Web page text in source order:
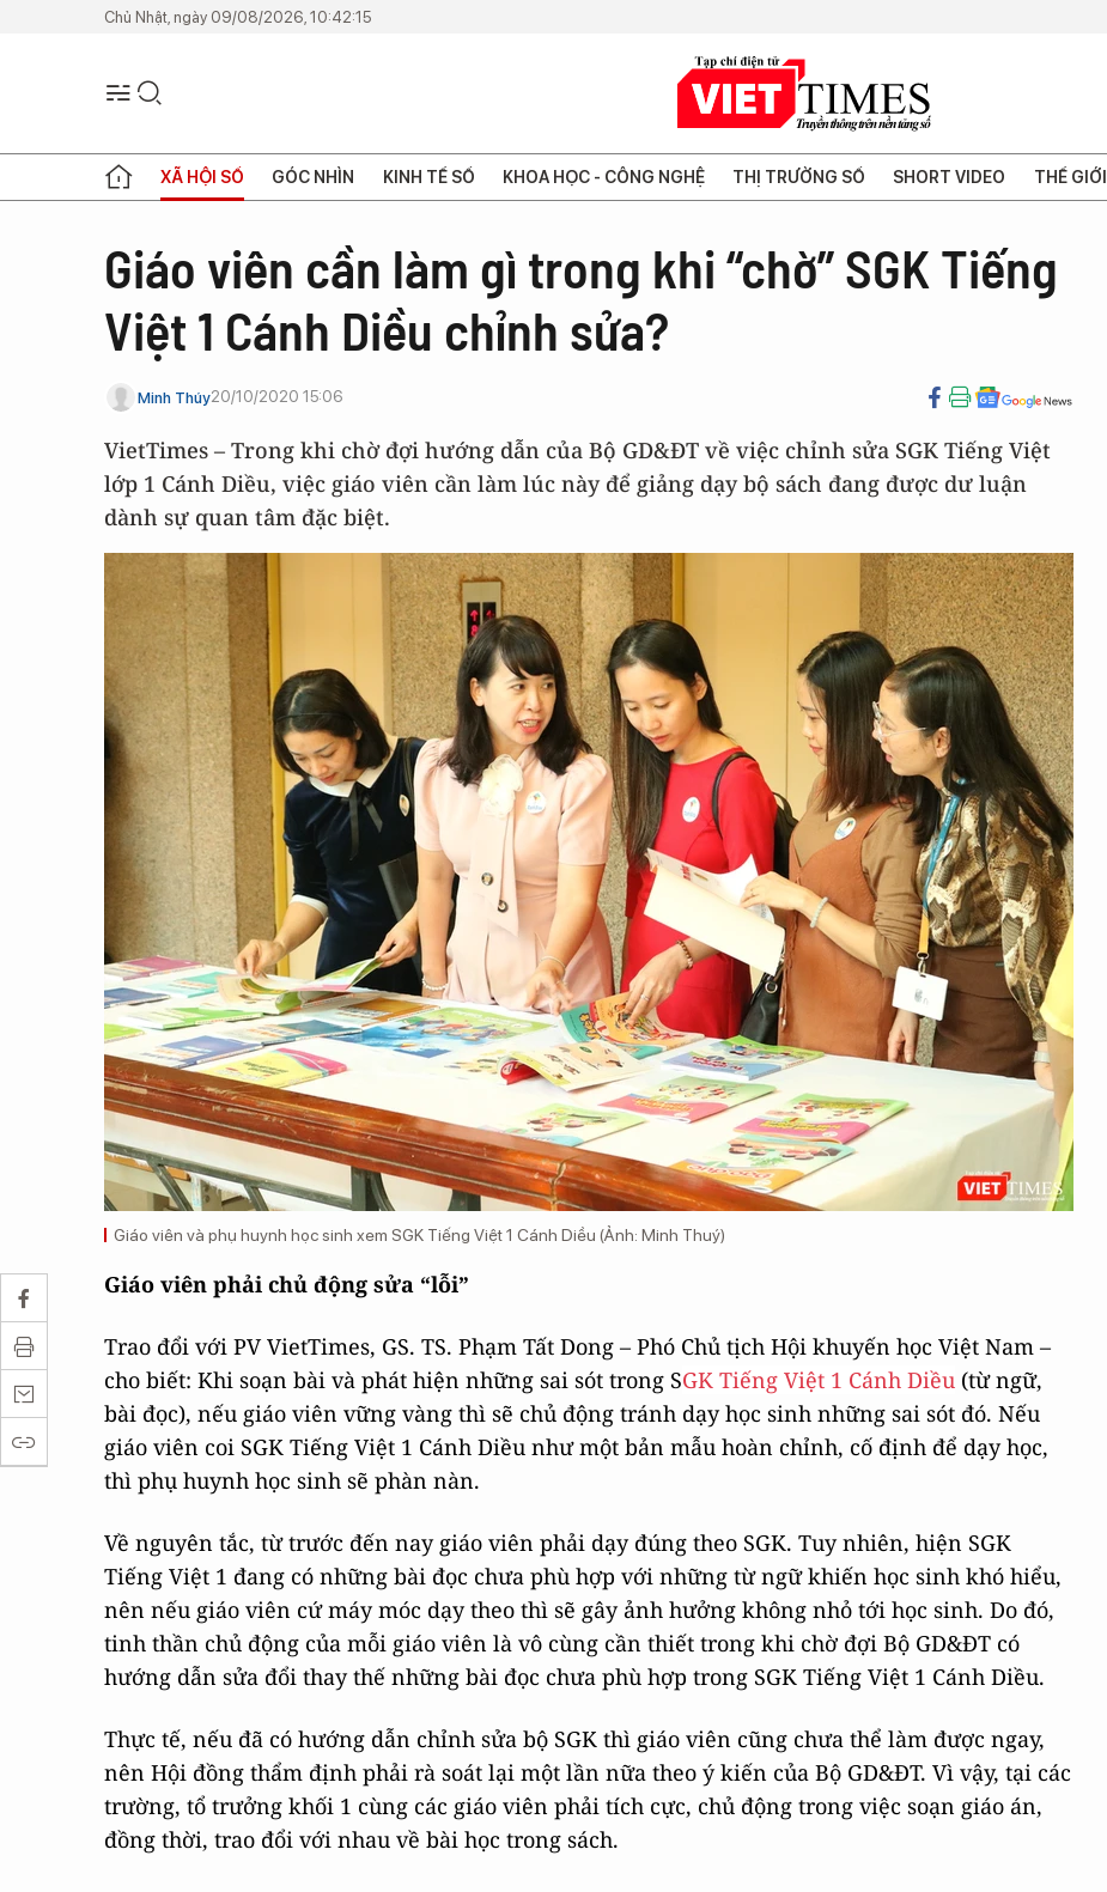
Chủ Nhật, ngày 09/08/2026, 10:42:15
XÃ HỘI SỐ GÓC NHÌN KINH TẾ SỐ KHOA HỌC - CÔNG NGHỆ THỊ TRƯỜNG SỐ SHORT VIDEO THẾ GIỚI
Giáo viên cần làm gì trong khi “chờ” SGK Tiếng
Việt 1 Cánh Diều chỉnh sửa?
Minh Thúy20/10/2020 15:06
VietTimes – Trong khi chờ đợi hướng dẫn của Bộ GD&ĐT về việc chỉnh sửa SGK Tiếng Việt
lớp 1 Cánh Diều, việc giáo viên cần làm lúc này để giảng dạy bộ sách đang được dư luận
dành sự quan tâm đặc biệt.
Giáo viên và phụ huynh học sinh xem SGK Tiếng Việt 1 Cánh Diều (Ảnh: Minh Thuý)
Giáo viên phải chủ động sửa “lỗi”
Trao đổi với PV VietTimes, GS. TS. Phạm Tất Dong – Phó Chủ tịch Hội khuyến học Việt Nam –
cho biết: Khi soạn bài và phát hiện những sai sót trong SGK Tiếng Việt 1 Cánh Diều (từ ngữ,
bài đọc), nếu giáo viên vững vàng thì sẽ chủ động tránh dạy học sinh những sai sót đó. Nếu
giáo viên coi SGK Tiếng Việt 1 Cánh Diều như một bản mẫu hoàn chỉnh, cố định để dạy học,
thì phụ huynh học sinh sẽ phàn nàn.
Về nguyên tắc, từ trước đến nay giáo viên phải dạy đúng theo SGK. Tuy nhiên, hiện SGK
Tiếng Việt 1 đang có những bài đọc chưa phù hợp với những từ ngữ khiến học sinh khó hiểu,
nên nếu giáo viên cứ máy móc dạy theo thì sẽ gây ảnh hưởng không nhỏ tới học sinh. Do đó,
tinh thần chủ động của mỗi giáo viên là vô cùng cần thiết trong khi chờ đợi Bộ GD&ĐT có
hướng dẫn sửa đổi thay thế những bài đọc chưa phù hợp trong SGK Tiếng Việt 1 Cánh Diều.
Thực tế, nếu đã có hướng dẫn chỉnh sửa bộ SGK thì giáo viên cũng chưa thể làm được ngay,
nên Hội đồng thẩm định phải rà soát lại một lần nữa theo ý kiến của Bộ GD&ĐT. Vì vậy, tại các
trường, tổ trưởng khối 1 cùng các giáo viên phải tích cực, chủ động trong việc soạn giáo án,
đồng thời, trao đổi với nhau về bài học trong sách.